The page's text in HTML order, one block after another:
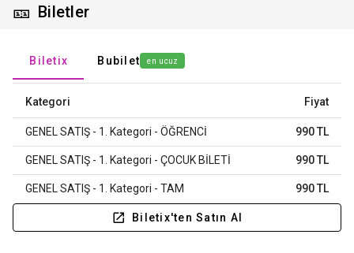
🎫 Biletler
Biletix Bubilet en ucuz
Kategori Fiyat
GENEL SATIŞ - 1. Kategori - ÖĞRENCİ 990 TL
GENEL SATIŞ - 1. Kategori - ÇOCUK BİLETİ 990 TL
GENEL SATIŞ - 1. Kategori - TAM 990 TL
Biletix'ten Satın Al